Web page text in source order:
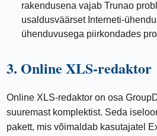
rakendusena vajab Trunao
usaldusväärset Interneti-
ühenduvusega piirkondades
3. Online XLS-redaktor
Online XLS-redaktor on osa
suuremast komplektist. Seda
pakett, mis võimaldab kasutajatel